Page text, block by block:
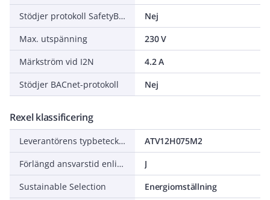
Stödjer protokoll SafetyBUS p
Nej
Max. utspänning
230 V
Märkström vid I2N
4.2 A
Stödjer BACnet-protokoll
Nej
Rexel klassificering
Leverantörens typbeteckning
ATV12H075M2
Förlängd ansvarstid enligt ALEM-09
J
Sustainable Selection
Energiomställning